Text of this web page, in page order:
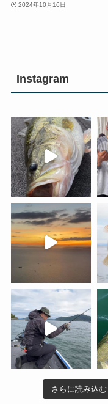
2024年10月16日
Instagram
さらに読み込む